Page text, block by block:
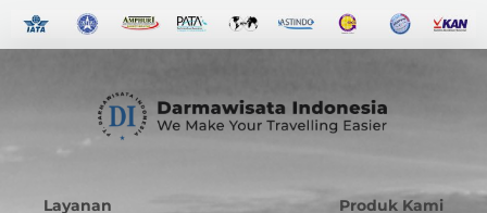
Layanan Produk Kami